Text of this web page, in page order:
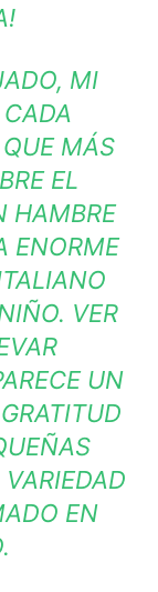
MI
MÁS
EL
HAMBRE
ENORME
VER
UN
EN